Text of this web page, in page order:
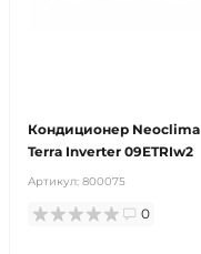
Кондиционер Neoclima
Terra Inverter 09ETRIw2
Артикул: 800075
0